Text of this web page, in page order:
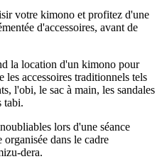
votre kimono et profitez d'une
d'accessoires, avant de
la location d'un kimono pour
les accessoires traditionnels tels
l'obi, le sac à main, les sandales
tabi.
lors d'une séance
dans le cadre
dera.